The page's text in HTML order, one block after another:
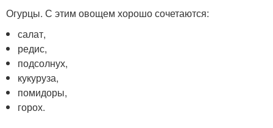
Огурцы. С этим овощем хорошо сочетаются:
салат,
редис,
подсолнух,
кукуруза,
помидоры,
горох.